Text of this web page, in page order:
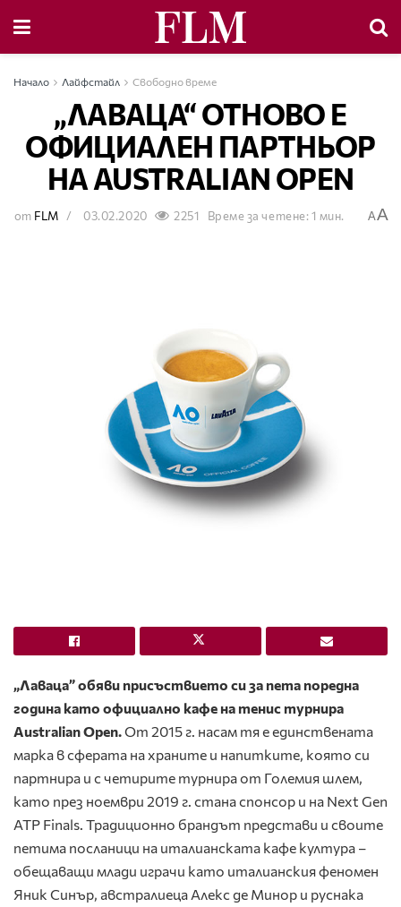
Начало Лайфстайл Свободно време
„ЛАВАЦА“ ОТНОВО Е
ОФИЦИАЛЕН ПАРТНЬОР
НА AUSTRALIAN OPEN
от FLM 03.02.2020 2251 Време за четене: 1 мин. AA
„Лаваца” обяви присъствието си за пета поредна
година като официално кафе на тенис турнира
Australian Open.От 2015 г. насам тя е единствената
марка в сферата на храните и напитките, която си
партнира и с четирите турнира от Големия шлем,
като през ноември 2019 г. стана спонсор и на Next Gen
ATP Finals. Традиционно брандът представи и своите
петима посланици на италианската кафе култура –
обещаващи млади играчи като италианския феномен
Яник Синър, австралиеца Алекс де Минор и руснака